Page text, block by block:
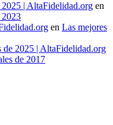
2025 | AltaFidelidad.org en
2023
en Las mejores
de 2025 | AltaFidelidad.org
de 2017